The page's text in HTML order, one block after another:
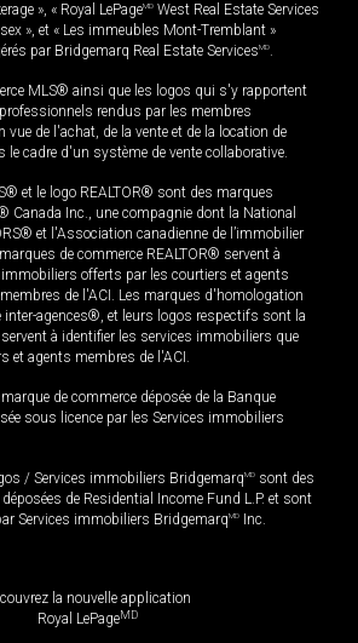
», « Royal LePageMD West Real Estate Services
», et « Les immeubles Mont-Tremblant »
par Bridgemarq Real Estate ServicesMD.
MLS® ainsi que les logos qui s'y rapportent
rendus par les membres
vue de l'achat, de la vente et de la location de
cadre d'un système de vente collaborative.
et le logo REALTOR® sont des marques
Canada Inc., une compagnie dont la National
et l'Association canadienne de l’immobilier
de commerce REALTOR® servent à
offerts par les courtiers et agents
de l'ACI. Les marques d'homologation
agences®, et leurs logos respectifs sont la
à identifier les services immobiliers que
et agents membres de l'ACI.
de commerce déposée de la Banque
sous licence par les Services immobiliers
/ Services immobiliers BridgemarqMD sont des
de Residential Income Fund L.P. et sont
Services immobiliers BridgemarqMD Inc.
la nouvelle application
Royal LePageMD